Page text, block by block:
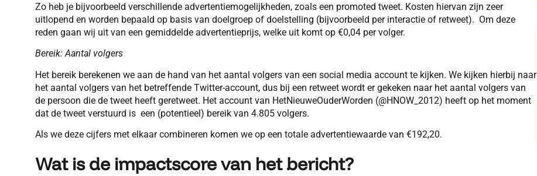
Zo heb je bijvoorbeeld verschillende advertentiemogelijkheden, zoals een promoted tweet. Kosten hiervan zijn zeer
uitlopend en worden bepaald op basis van doelgroep of doelstelling (bijvoorbeeld per interactie of retweet). Om deze
reden gaan wij uit van een gemiddelde advertentieprijs, welke uit komt op €0,04 per volger.
Bereik: Aantal volgers
Het bereik berekenen we aan de hand van het aantal volgers van een social media account te kijken. We kijken hierbij naar
het aantal volgers van het betreffende Twitter-account, dus bij een retweet wordt er gekeken naar het aantal volgers van
de persoon die de tweet heeft geretweet. Het account van HetNieuweOuderWorden (@HNOW_2012) heeft op het moment
dat de tweet verstuurd is een (potentieel) bereik van 4.805 volgers.
Als we deze cijfers met elkaar combineren komen we op een totale advertentiewaarde van €192,20.
Wat is de impactscore van het bericht?